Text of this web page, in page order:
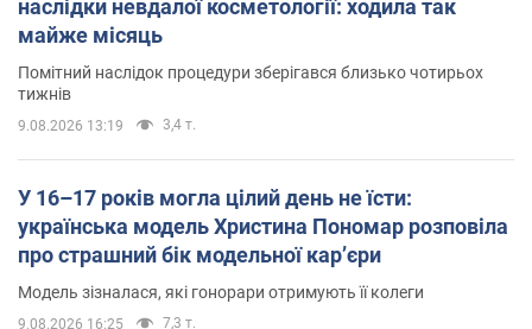
наслідки невдалої косметології: ходила так
майже місяць
Помітний наслідок процедури зберігався близько чотирьох
тижнів
9.08.2026 13:19 3,4 т.
У 16–17 років могла цілий день не їсти:
українська модель Христина Пономар розповіла
про страшний бік модельної кар’єри
Модель зізналася, які гонорари отримують її колеги
9.08.2026 16:25 7,3 т.